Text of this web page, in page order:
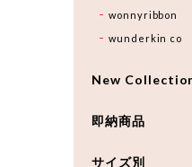
wonnyribbon
wunderkin co
New
即納商品
サイズ別